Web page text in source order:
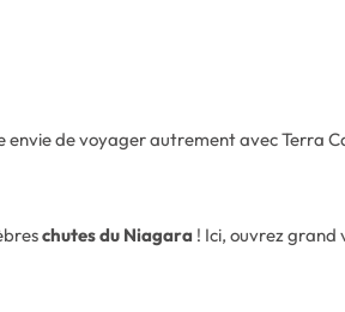
envie de voyager autrement avec Terra
chutes du Niagara ! Ici, ouvrez grand